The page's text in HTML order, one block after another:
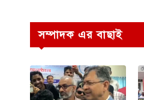
সম্পাদক এর বাছাই